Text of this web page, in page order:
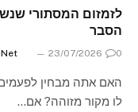
לזמזום המסתורי
הסבר
23/07/2026 0
האם אתה מבחין לפעמים
לו מקור מזוהה? אם…